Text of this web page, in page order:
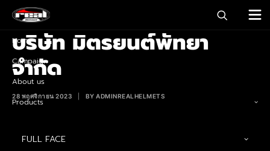
Home
Campaign
About us
Products
FULL FACE
บริษัท มิตรยนต์พัทยา
จำกัด
28 พฤศจิกายน 2023 BY ADMINREALHELMETS
บางละมุง จังหวัดชลบุรี 20150